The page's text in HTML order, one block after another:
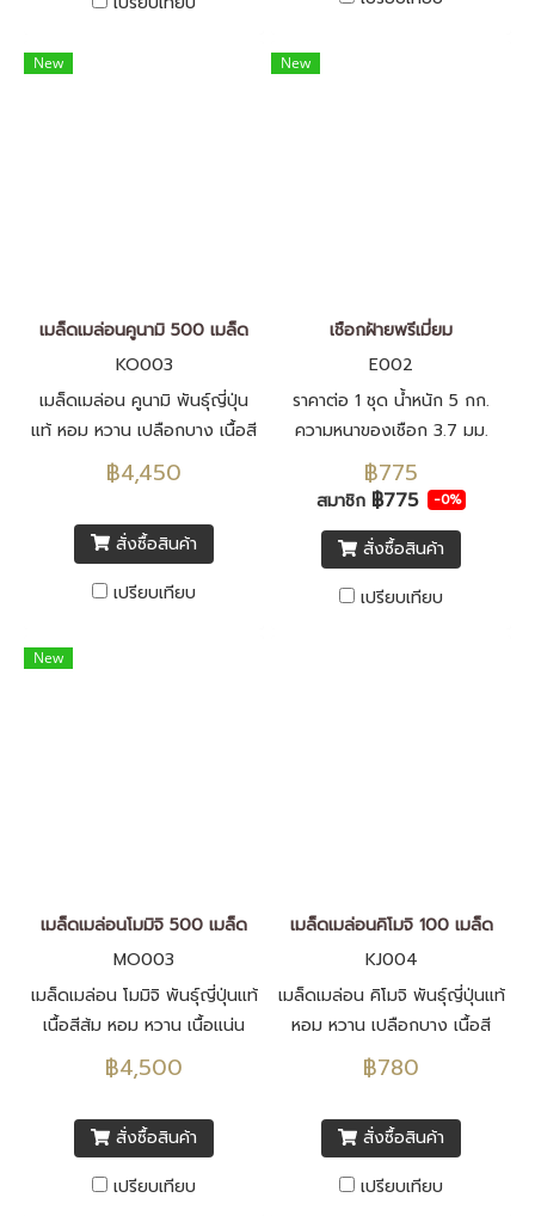
New
เมล็ดเมล่อนคูนามิ 500 เมล็ด
KO003
เมล็ดเมล่อน คูนามิ พันธุ์ญี่ปุ่น
แท้ หอม หวาน เปลือกบาง เนื้อสี
เขียว เมล็ดพันธุ์นำเข้าจากประ
เทศญีปุ่น F1 ทั้งหมด
฿4,450
สั่งซื้อสินค้า
เปรียบเทียบ
New
เชือกฝ้ายพรีเมี่ยม
E002
ราคาต่อ 1 ชุด น้ำหนัก 5 กก.
ความหนาของเชือก 3.7 มม.
฿775
สมาชิก ฿775 -0%
สั่งซื้อสินค้า
เปรียบเทียบ
New
เมล็ดเมล่อนโมมิจิ 500 เมล็ด
MO003
เมล็ดเมล่อน โมมิจิ พันธุ์ญี่ปุ่นแท้
เนื้อสีส้ม หอม หวาน เนื้อแน่น
เนียน เปลือกบาง เมล็ดพันธุ์นำ
เข้าจากประเทศญี่ปุ่น F1 ทั้งหมด
฿4,500
สั่งซื้อสินค้า
เปรียบเทียบ
เมล็ดเมล่อนคิโมจิ 100 เมล็ด
KJ004
เมล็ดเมล่อน คิโมจิ พันธุ์ญี่ปุ่นแท้
หอม หวาน เปลือกบาง เนื้อสี
เขียว きもじ เมล็ดพันธุ์นำเข้า
จากประเทศญี่ปุ่น F1 100%
฿780
สั่งซื้อสินค้า
เปรียบเทียบ